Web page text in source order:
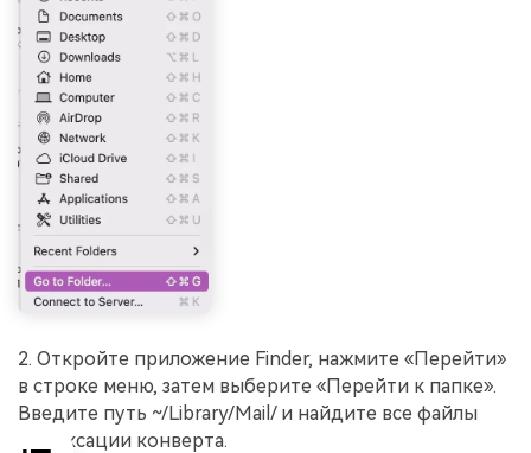
2. Откройте приложение Finder, нажмите «Перейти»
в строке меню, затем выберите «Перейти к папке».
Введите путь ~/Library/Mail/ и найдите все файлы
индексации конверта.